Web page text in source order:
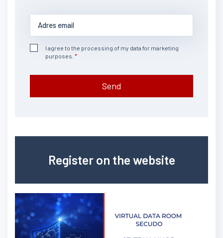
I agree to the processing of my data for marketing
purposes.
Send
Register on the website